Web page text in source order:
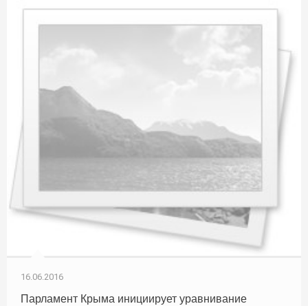
16.06.2016
Парламент Крыма инициирует уравнивание